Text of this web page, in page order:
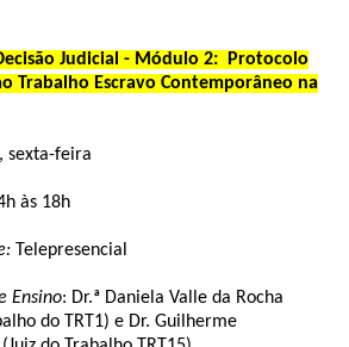
Judicial - Módulo 2: Protocolo
Trabalho Escravo Contemporâneo na
sexta-feira
às 18h
Telepresencial
Ensino: Dr.ª Daniela Valle da Rocha
do TRT1) e Dr. Guilherme